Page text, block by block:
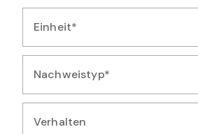
Geben Sie die Anzahl der
Einheit*
Wählen Sie die Einheit für die
Nachweistyp*
Wählen Sie die Art des Nachweises
Verhalten